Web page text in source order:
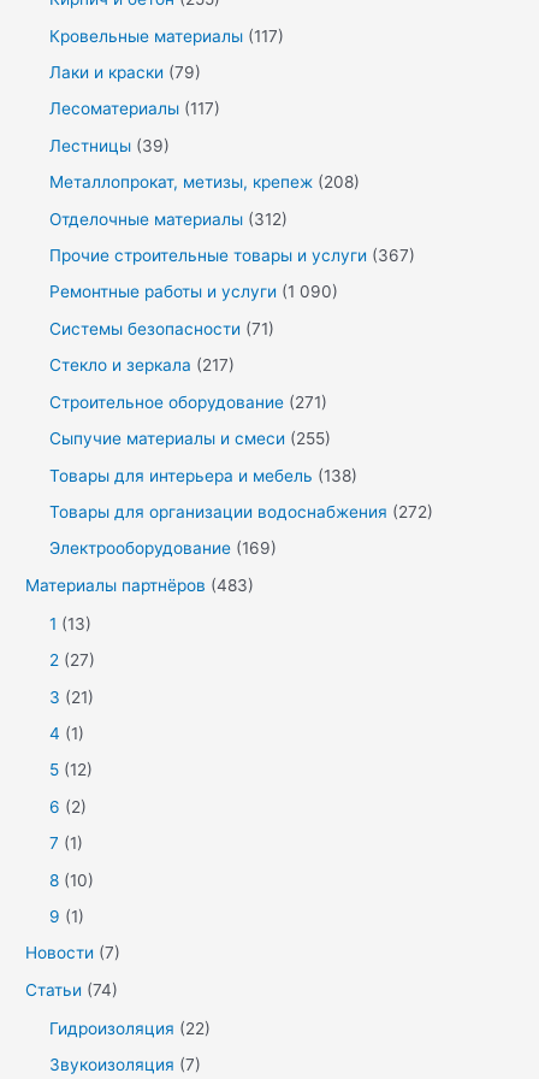
Кровельные материалы (117)
Лаки и краски (79)
Лесоматериалы (117)
Лестницы (39)
Металлопрокат, метизы, крепеж (208)
Отделочные материалы (312)
Прочие строительные товары и услуги (367)
Ремонтные работы и услуги (1 090)
Системы безопасности (71)
Стекло и зеркала (217)
Строительное оборудование (271)
Сыпучие материалы и смеси (255)
Товары для интерьера и мебель (138)
Товары для организации водоснабжения (272)
Электрооборудование (169)
Материалы партнёров (483)
1 (13)
2 (27)
3 (21)
4 (1)
5 (12)
6 (2)
7 (1)
8 (10)
9 (1)
Новости (7)
Статьи (74)
Гидроизоляция (22)
Звукоизоляция (7)